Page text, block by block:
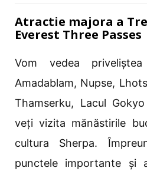
Atractie majora a
Everest Three Passes
Vom vedea
Amadablam, Nupse,
Thamserku, Lacul
veți vizita mănăstirile
cultura Sherpa.
punctele importante și